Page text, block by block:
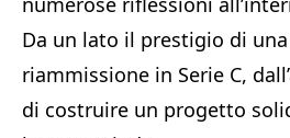
Da un lato il prestigio di
riammissione in Serie C,
di costruire un progetto